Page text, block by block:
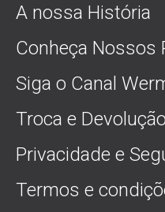
A nossa História
Conheça Nossos
Siga o Canal
Troca e Devolução
Privacidade e
Termos e